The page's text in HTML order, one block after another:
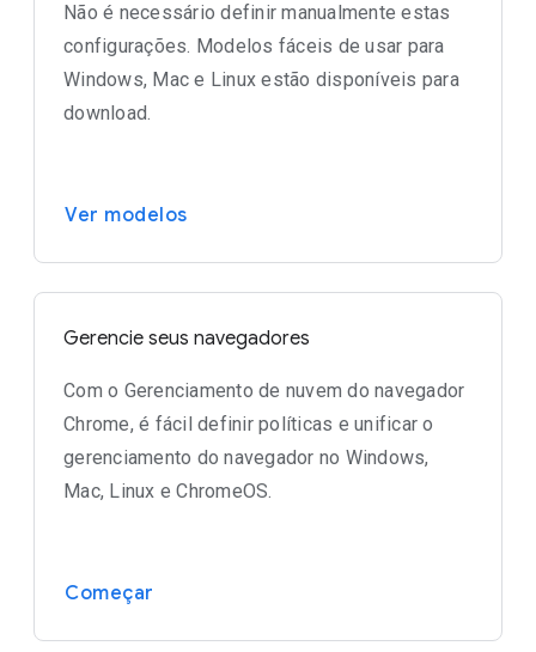
Não é necessário definir manualmente estas
configurações. Modelos fáceis de usar para
Windows, Mac e Linux estão disponíveis para
download.
Ver modelos
Gerencie seus navegadores
Com o Gerenciamento de nuvem do navegador
Chrome, é fácil definir políticas e unificar o
gerenciamento do navegador no Windows,
Mac, Linux e ChromeOS.
Começar